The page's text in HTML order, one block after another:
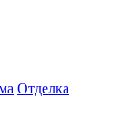
Отделка